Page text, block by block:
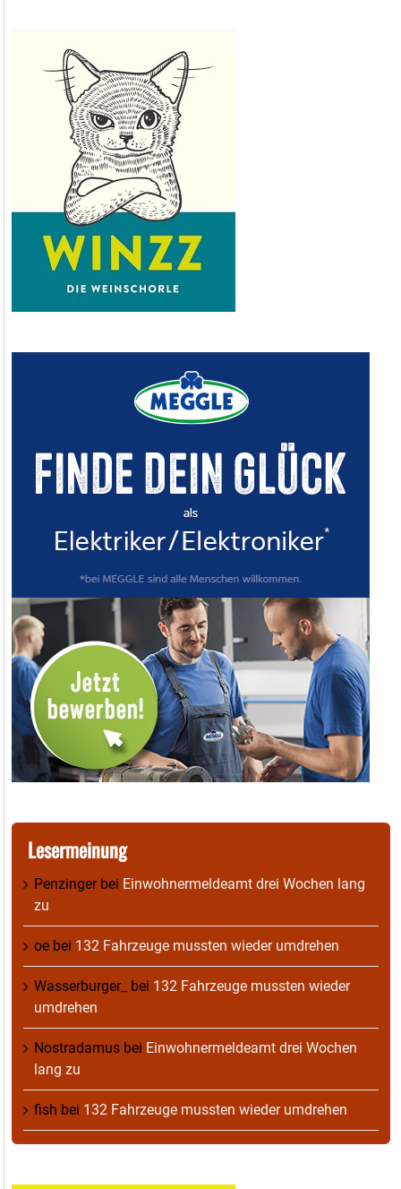
Lesermeinung
Penzingerbei Einwohnermeldeamt drei Wochen lang
zu
oe bei 132 Fahrzeuge mussten wieder umdrehen
Wasserburger_ bei 132 Fahrzeuge mussten wieder
umdrehen
Nostradamus bei Einwohnermeldeamt drei Wochen
lang zu
fish bei 132 Fahrzeuge mussten wieder umdrehen